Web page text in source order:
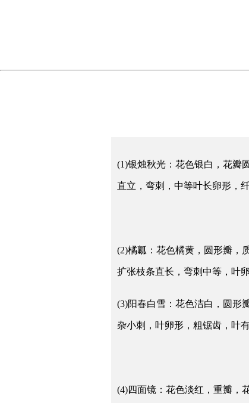
(1)银烛秋光：花色银白，花瓣
直立，弯刺，中等叶长卵形，
(2)橘瓤：花色橘黄，圆形瓣，
扩张枝条直长，弯刺中等，叶
(3)阳春白雪：花色洁白，圆形
杂小刺，叶卵形，粗锯齿，叶
(4)四面镜：花色淡红，重瓣，